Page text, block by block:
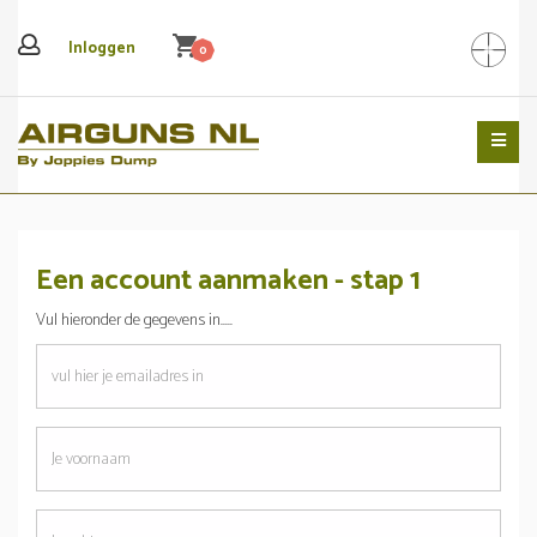
Inloggen shopping_cart0 Search
Een account aanmaken - stap 1
Vul hieronder de gegevens in.....
emailadres
Je
voornaam
Je